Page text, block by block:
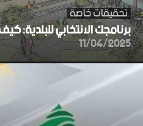
تحقيقات خاصة
برنامجك الانتخابي للبلدية:
11/04/2025